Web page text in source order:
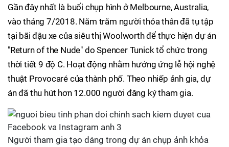
Gần đây nhất là buổi chụp hình ở Melbourne, Australia,
vào tháng 7/2018. Năm trăm người thỏa thân đã tụ tập
tại bãi đậu xe của siêu thị Woolworth để thực hiện dự án
"Return of the Nude" do Spencer Tunick tổ chức trong
thời tiết 9 độ C. Hoạt động nhằm hưởng ứng lễ hội nghệ
thuật Provocaré của thành phố. Theo nhiếp ảnh gia, dự
án đã thu hút hơn 12.000 người đăng ký tham gia.
Người tham gia tạo dáng trong dự án chụp ảnh khỏa